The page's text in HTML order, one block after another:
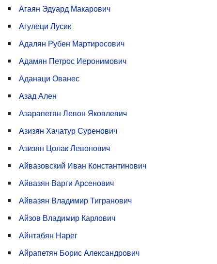
Агаян Эдуард Макарович
Агулеци Лусик
Адалян Рубен Мартиросович
Адамян Петрос Иеронимович
Аданаци Ованес
Азад Ален
Азарапетян Левон Яковлевич
Азизян Хачатур Суренович
Азизян Цолак Левонович
Айвазовский Иван Константинович
Айвазян Варги Арсенович
Айвазян Владимир Тигранович
Айзов Владимир Карлович
Айнтабян Нарег
Айрапетян Борис Александрович